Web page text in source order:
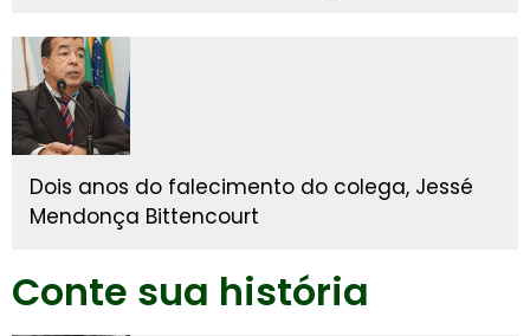
Dois anos do falecimento do colega, Jessé
Mendonça Bittencourt
Conte sua história